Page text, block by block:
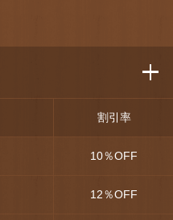
割引率
10％OFF
12％OFF